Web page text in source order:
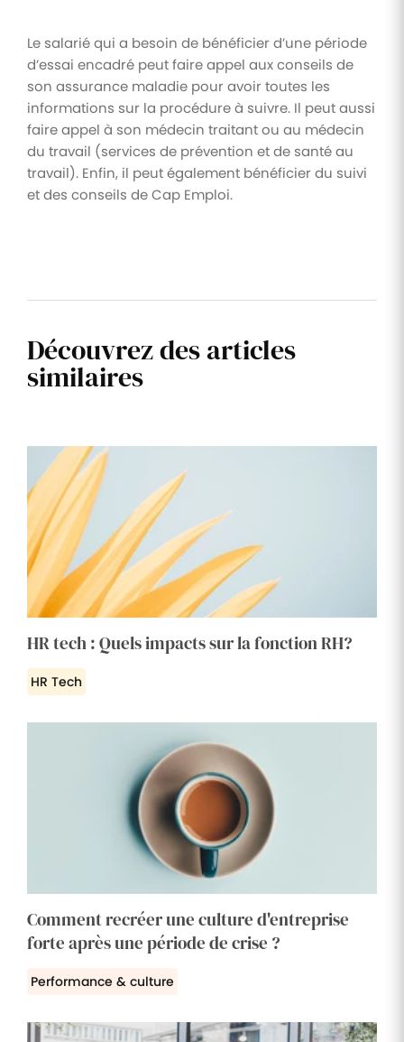
Le salarié qui a besoin de bénéficier d’une période
d’essai encadré peut faire appel aux conseils de
son assurance maladie pour avoir toutes les
informations sur la procédure à suivre. Il peut aussi
faire appel à son médecin traitant ou au médecin
du travail (services de prévention et de santé au
travail). Enfin, il peut également bénéficier du suivi
et des conseils de Cap Emploi.
Découvrez des articles
similaires
HR tech : Quels impacts sur la fonction RH?
HR Tech
Comment recréer une culture d'entreprise
forte après une période de crise ?
Performance & culture